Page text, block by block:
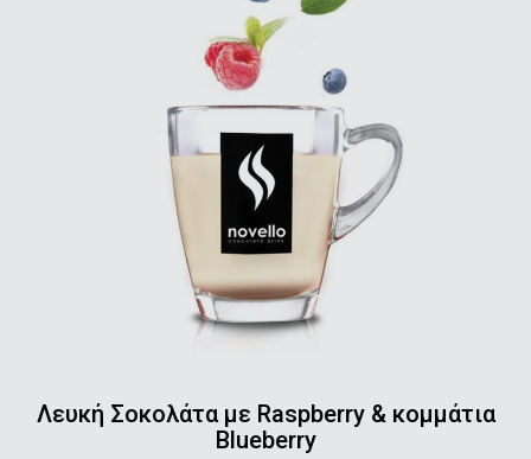
Λευκή Σοκολάτα με Raspberry & κομμάτια
Blueberry